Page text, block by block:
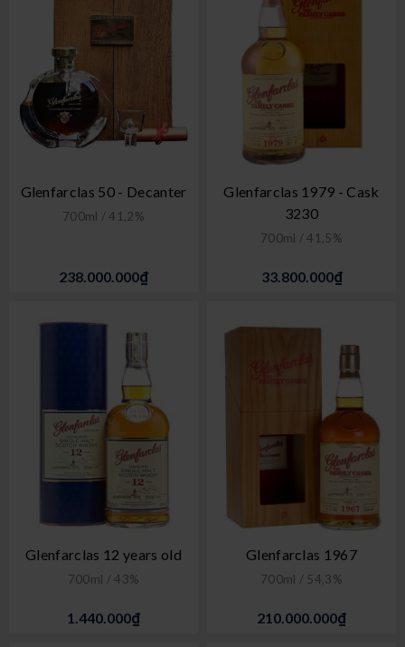
Glenfarclas 50 - Decanter
700ml / 41,2%
238.000.000₫
Glenfarclas 1979 - Cask
3230
700ml / 41,5%
33.800.000₫
Glenfarclas 12 years old
700ml / 43%
1.440.000₫
Glenfarclas 1967
700ml / 54,3%
210.000.000₫